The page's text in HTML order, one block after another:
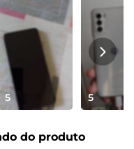
pOLED | 120 Hz
5 5
do produto